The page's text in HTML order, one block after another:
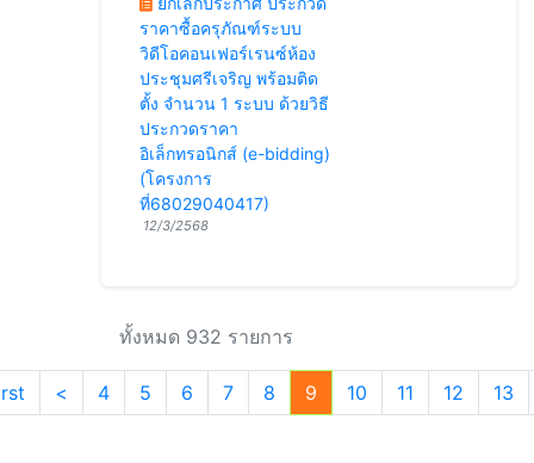
ราคาซื้อครุภัณฑ์ระบบ
วิดีโอคอนเฟอร์เรนซ์ห้อง
ประชุมศรีเจริญ พร้อมติด
ตั้ง จำนวน 1 ระบบ ด้วยวิธี
ประกวดราคา
อิเล็กทรอนิกส์ (e-bidding)
(โครงการ
ที่68029040417)
12/3/2568
ทั้งหมด 932 รายการ
< 4 5 6 7 8 9 10 11 12 13